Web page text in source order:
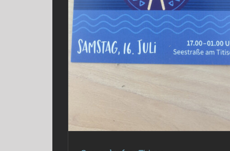
Weihnachten kommt bald ! Weihnachts